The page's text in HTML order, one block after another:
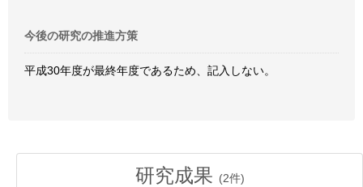
今後の研究の推進方策
平成30年度が最終年度であるため、記入しない。
研究成果 (2件)